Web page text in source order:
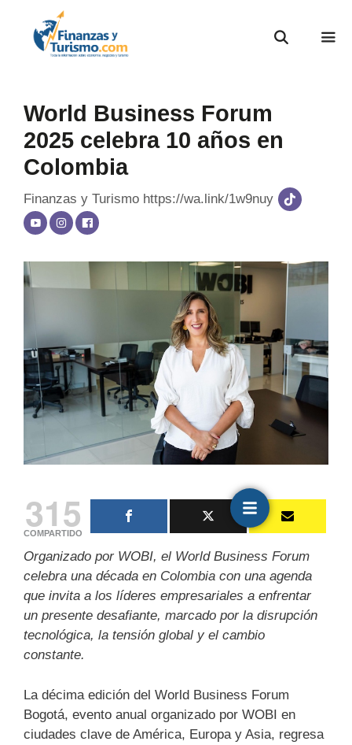
World Business Forum
2025 celebra 10 años en
Colombia
Finanzas y Turismo https://wa.link/1w9nuy
315
COMPARTIDO
Organizado por WOBI, el World Business Forum
celebra una década en Colombia con una agenda
que invita a los líderes empresariales a enfrentar
un presente desafiante, marcado por la disrupción
tecnológica, la tensión global y el cambio
constante.
La décima edición del World Business Forum
Bogotá, evento anual organizado por WOBI en
ciudades clave de América, Europa y Asia, regresa